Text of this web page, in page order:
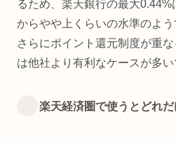
るため、楽天銀行の最大
からやや上くらいの水準のよう
さらにポイント還元制度が重
は他社より有利なケースが多い
楽天経済圏で使うとどれ